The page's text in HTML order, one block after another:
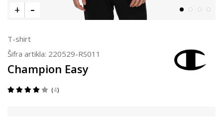
T-shirt
Šifra artikla: 220529-RS011
Champion Easy
4